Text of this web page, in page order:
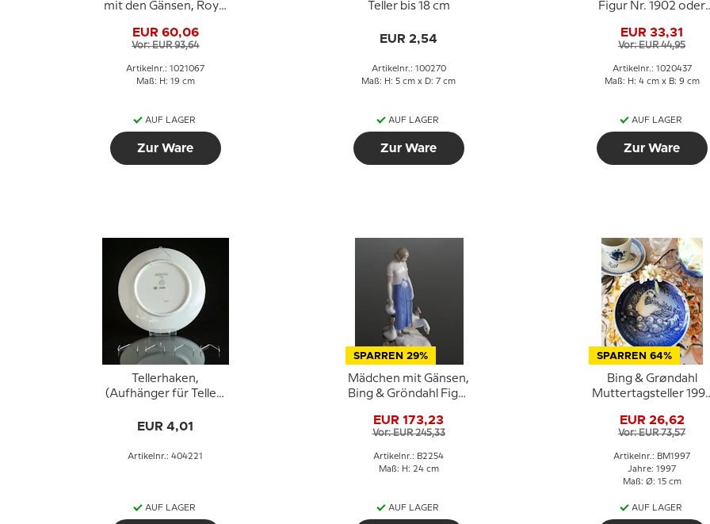
mit den Gänsen, Royal
528 oder 067
EUR 60,06
Vor: EUR 93,64
Artikelnr.: 1021067
Maß: H: 19 cm
AUF LAGER
Zur Ware
Teller bis 18 cm
EUR 2,54
Artikelnr.: 100270
Maß: H: 5 cm x D: 7 cm
AUF LAGER
Zur Ware
Figur Nr. 1902 oder
EUR 33,31
Vor: EUR 44,95
Artikelnr.: 1020437
Maß: H: 4 cm x B: 9 cm
AUF LAGER
Zur Ware
Tellerhaken,
(Aufhänger für Teller)
EUR 4,01
Artikelnr.: 404221
AUF LAGER
SPARREN 29%
Mädchen mit Gänsen,
Bing & Gröndahl Figur
EUR 173,23
Vor: EUR 245,33
Artikelnr.: B2254
Maß: H: 24 cm
AUF LAGER
SPARREN 64%
Bing & Grøndahl
Muttertagsteller
EUR 26,62
Vor: EUR 73,57
Artikelnr.: BM1997
Jahre: 1997
Maß: Ø: 15 cm
AUF LAGER